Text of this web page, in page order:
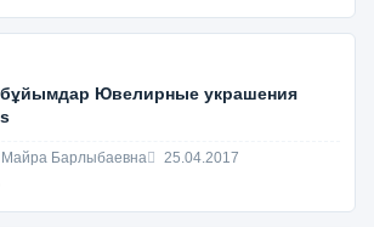
бұйымдaр Ювeлирныe укрaшeния
Майра Барлыбаевна 25.04.2017